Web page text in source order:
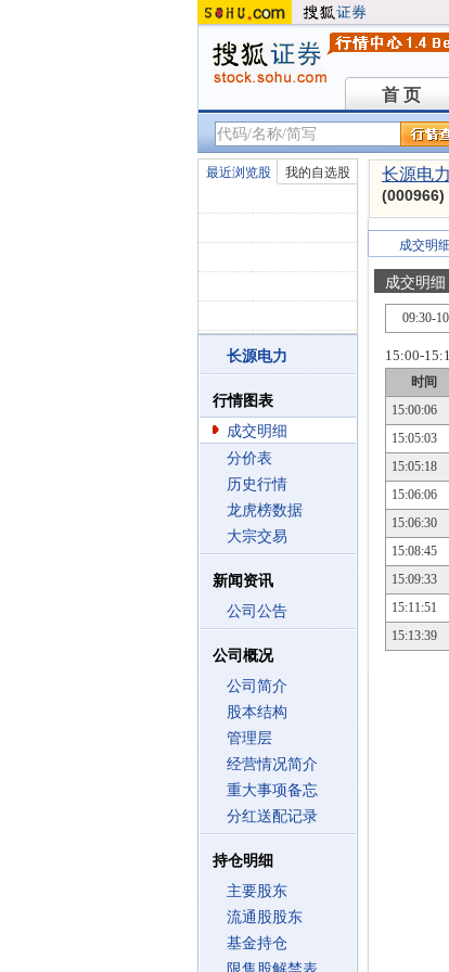
首 页
首 页
最近浏览股 我的自选股
长源电力
行情图表
成交明细
分价表
历史行情
龙虎榜数据
大宗交易
新闻资讯
公司公告
公司概况
公司简介
股本结构
管理层
经营情况简介
重大事项备忘
分红送配记录
持仓明细
主要股东
流通股股东
基金持仓
长源电力
(000966)
成交明细
成交明细
09:30-
15:00-
时间
15:00:06
15:05:03
15:05:18
15:06:06
15:06:30
15:08:45
15:09:33
15:11:51
15:13:39